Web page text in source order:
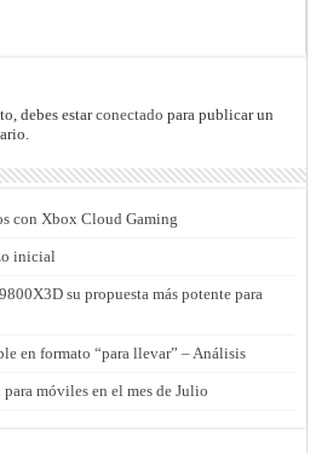
debes estarconectado para publicar un
con Xbox Cloud Gaming
inicial
su propuesta más potente para
en formato “para llevar” – Análisis
móviles en el mes de Julio